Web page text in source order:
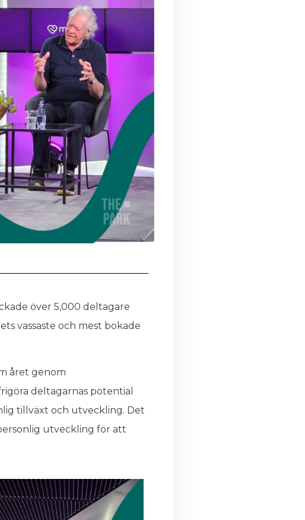
över 5,000 deltagare
vassaste och mest bokade
året genom
deltagarnas potential
tillväxt och utveckling. Det
utveckling för att